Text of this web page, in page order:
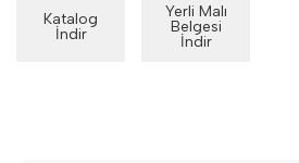
Katalog
İndir
Yerli Malı
Belgesi
İndir